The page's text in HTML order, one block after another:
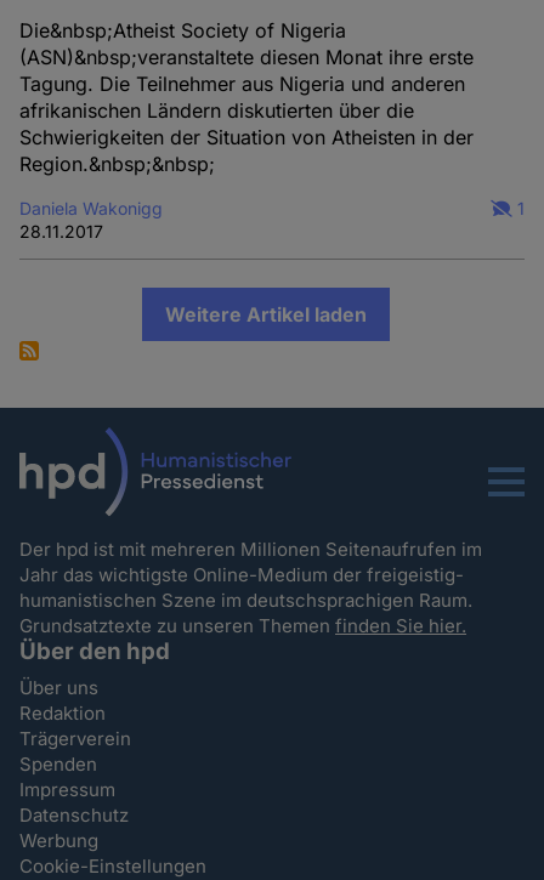
Die&nbsp;Atheist Society of Nigeria
(ASN)&nbsp;veranstaltete diesen Monat ihre erste
Tagung. Die Teilnehmer aus Nigeria und anderen
afrikanischen Ländern diskutierten über die
Schwierigkeiten der Situation von Atheisten in der
Region.&nbsp;&nbsp;
Daniela Wakonigg
28.11.2017
1
Weitere Artikel laden
Menu
Der hpd ist mit mehreren Millionen Seitenaufrufen im
Jahr das wichtigste Online-Medium der freigeistig-
humanistischen Szene im deutschsprachigen Raum.
Grundsatztexte zu unseren Themenfinden Sie hier.
Über den hpd
Über uns
Redaktion
Trägerverein
Spenden
Impressum
Datenschutz
Werbung
Cookie-Einstellungen